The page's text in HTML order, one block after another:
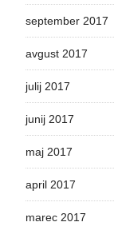
september 2017
avgust 2017
julij 2017
junij 2017
maj 2017
april 2017
marec 2017